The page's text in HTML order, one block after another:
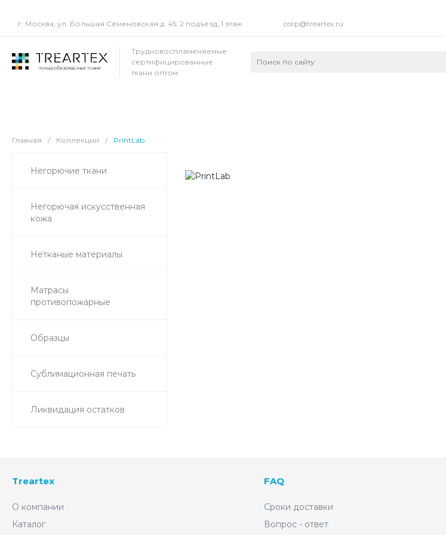
г. Москва, ул. Большая Семеновская д. 45, 2 подъезд, 1 этаж corp@treartex.ru
Трудновоспламеняемые
сертифицированные
ткани оптом
Главная / Коллекции / PrintLab
Негорючие ткани
Негорючая искусственная
кожа
Нетканые материалы
Матрасы
противопожарные
Образцы
Сублимационная печать
Ликвидация остатков
Treartex
О компании
Каталог
FAQ
Сроки доставки
Вопрос - ответ